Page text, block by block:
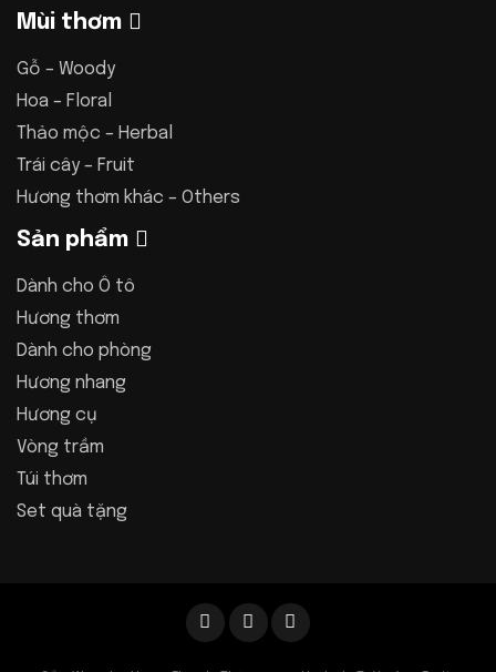
Mùi thơm
Gỗ – Woody
Hoa – Floral
Thảo mộc – Herbal
Trái cây – Fruit
Hương thơm khác – Others
Sản phẩm
Dành cho Ô tô
Hương thơm
Dành cho phòng
Hương nhang
Hương cụ
Vòng trầm
Túi thơm
Set quà tặng